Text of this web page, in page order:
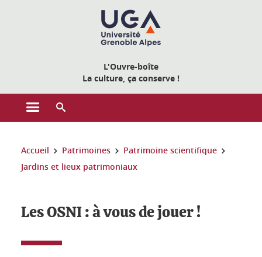
L'Ouvre-boîte
La culture, ça conserve !
Ouvrir le menu principal
Vous êtes ici :
Accueil Patrimoines
Patrimoine scientifique
Jardins et lieux patrimoniaux
Les OSNI : à vous de jouer !